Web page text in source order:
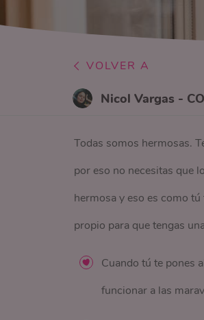
VOLVER A
Nicol Vargas -
Todas somos hermosas.
por eso no necesitas que
hermosa y eso es como
propio para que tengas
Cuando tú te pones
funcionar a las